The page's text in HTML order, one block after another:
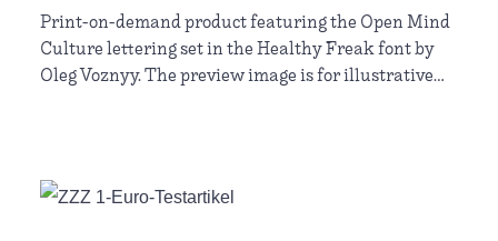
Print-on-demand product featuring the Open Mind
Culture lettering set in the Healthy Freak font by
Oleg Voznyy. The preview image is for illustrative